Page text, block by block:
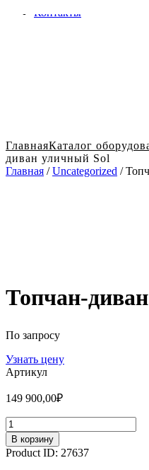
Контакты
ГлавнаяКаталог
диван уличный Sol
Главная /Uncategorized /
Топчан-
По запросу
Узнать цену
Артикул
149 900,00₽
Количество
В корзину
Product ID: 27637